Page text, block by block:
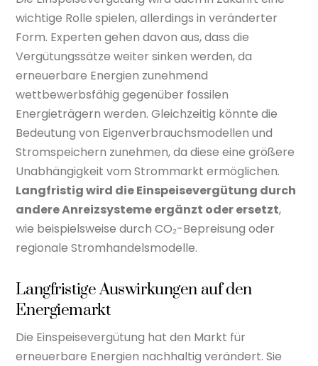
wichtige Rolle spielen, allerdings in veränderter
Form. Experten gehen davon aus, dass die
Vergütungssätze weiter sinken werden, da
erneuerbare Energien zunehmend
wettbewerbsfähig gegenüber fossilen
Energieträgern werden. Gleichzeitig könnte die
Bedeutung von Eigenverbrauchsmodellen und
Stromspeichern zunehmen, da diese eine größere
Unabhängigkeit vom Strommarkt ermöglichen.
Langfristig wird die Einspeisevergütung durch
andere Anreizsysteme ergänzt oder ersetzt,
wie beispielsweise durch CO₂-Bepreisung oder
regionale Stromhandelsmodelle.
Langfristige Auswirkungen auf den
Energiemarkt
Die Einspeisevergütung hat den Markt für
erneuerbare Energien nachhaltig verändert. Sie